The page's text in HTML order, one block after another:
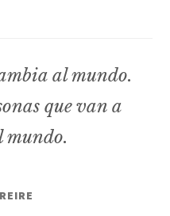
al mundo.
que van a
mundo.